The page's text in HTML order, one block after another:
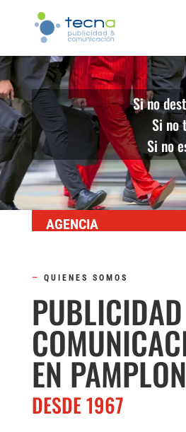
Si no
Si no
Si no
AGENCIA
— QUIENES SOMOS
EN
DESDE1967